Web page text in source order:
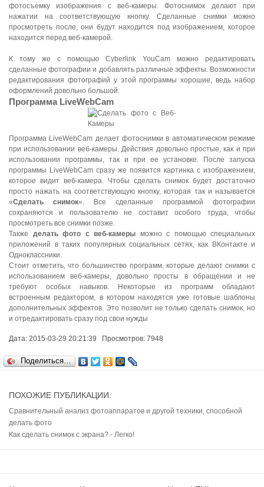
фотосъемку изображения с веб-камеры. Фотоснимок делают при
нажатии на соответствующую кнопку. Сделанные снимки можно
просмотреть после, они будут находится под изображением, которое
находится перед веб-камерой.
К тому же с помощью Cyberlink YouCam можно редактировать
сделанные фотографии и добавлять различные эффекты. Возможности
редактирования фотографий у этой программы хорошие, ведь набор
оформлений довольно большой.
Программа LiveWebCam
Программа LiveWebCam делает фотоснимки в автоматическом режиме
при использовании веб-камеры. Действия довольно простые, как и при
использовании программы, так и при ее установке. После запуска
программы LiveWebCam сразу же появится картинка с изображением,
которое видит веб-камера. Чтобы сделать снимок будет достаточно
просто нажать на соответствующую кнопку, которая так и называется
«Сделать снимок». Все сделанные программой фотографии
сохраняются и пользователю не составит особого труда, чтобы
просмотреть все снимки позже.
Также делать фото с веб-камеры можно с помощью специальных
приложений в таких популярных социальных сетях, как ВКонтакте и
Одноклассники.
Стоит отметить, что большинство программ, которые делают снимки с
использованием веб-камеры, довольно просты в обращении и не
требуют особых навыков. Некоторые из программ обладают
встроенным редактором, в котором находятся уже готовые шаблоны
дополнительных эффектов. Это позволит не только сделать снимок, но
и отредактировать сразу под свои нужды
Дата: 2015-03-29 20:21:39 Просмотров: 7948
Поделиться…
ПОХОЖИЕ ПУБЛИКАЦИИ:
Сравнительный анализ фотоаппаратов и другой техники, способной
делать фото
Как сделать снимок с экрана? - Легко!